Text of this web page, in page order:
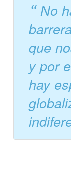
No
que
y por
hay